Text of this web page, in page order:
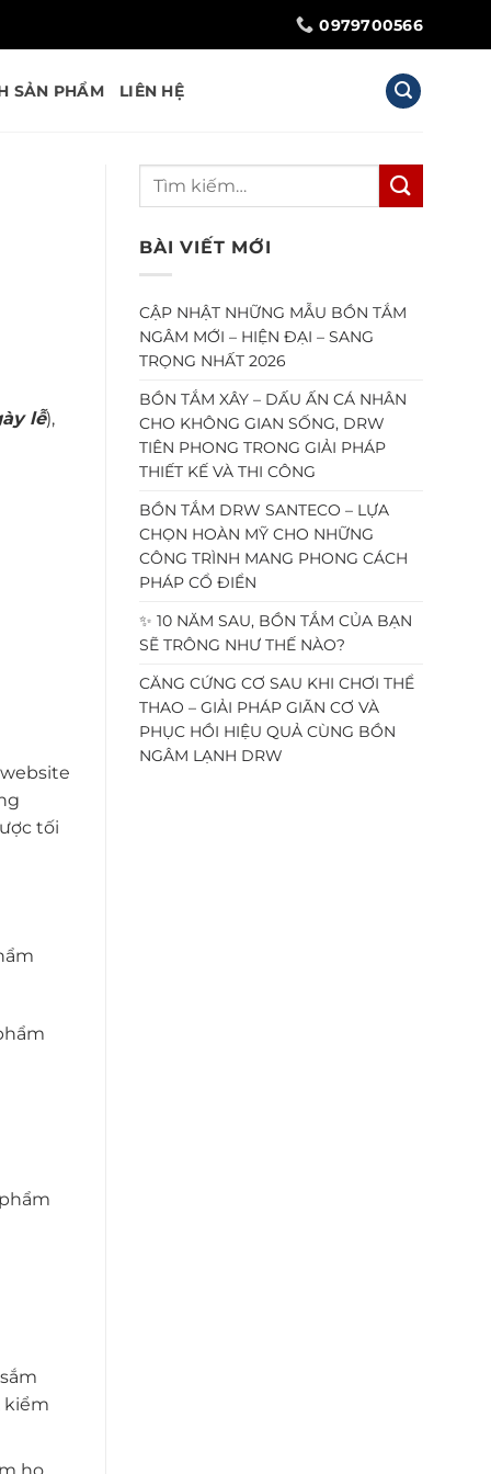
0979700566
SẢN PHẨM LIÊN HỆ
lễ),
tối
kiểm
BÀI VIẾT MỚI
CẬP NHẬT NHỮNG MẪU BỒN TẮM
NGÂM MỚI – HIỆN ĐẠI – SANG
TRỌNG NHẤT 2026
BỒN TẮM XÂY – DẤU ẤN CÁ NHÂN
CHO KHÔNG GIAN SỐNG, DRW
TIÊN PHONG TRONG GIẢI PHÁP
THIẾT KẾ VÀ THI CÔNG
BỒN TẮM DRW SANTECO – LỰA
CHỌN HOÀN MỸ CHO NHỮNG
CÔNG TRÌNH MANG PHONG CÁCH
PHÁP CỔ ĐIỂN
✨ 10 NĂM SAU, BỒN TẮM CỦA BẠN
SẼ TRÔNG NHƯ THẾ NÀO?
CĂNG CỨNG CƠ SAU KHI CHƠI THỂ
THAO – GIẢI PHÁP GIÃN CƠ VÀ
PHỤC HỒI HIỆU QUẢ CÙNG BỒN
NGÂM LẠNH DRW